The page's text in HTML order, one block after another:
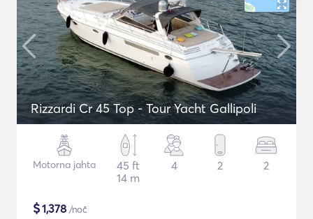
Rizzardi Cr 45 Top - Tour Yacht Gallipoli
Motorna jahta
45 ft
14 m
4 2 2
$1,378 /noč